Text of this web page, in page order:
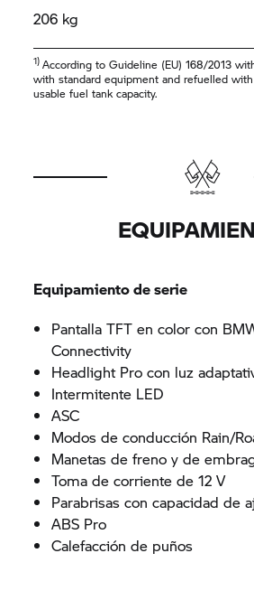
206 kg
1) According to Guideline (EU) 168/2013
with standard equipment and refuelled
usable fuel tank capacity.
Equipamiento de serie
Pantalla TFT en color con
Connectivity
Headlight Pro con luz
Intermitente LED
ASC
Modos de conducción Rain/
Manetas de freno y de
Toma de corriente de 12 V
Parabrisas con capacidad de
ABS Pro
Calefacción de puños